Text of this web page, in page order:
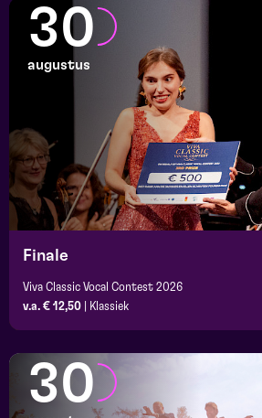
30
augustus
Finale
Viva Classic Vocal Contest 2026
v.a. € 12,50
Klassiek
30